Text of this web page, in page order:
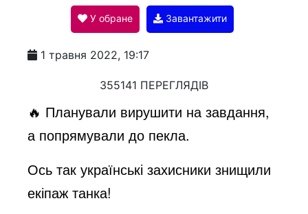
a
y
V
i
У обране Завантажити
1 травня 2022, 19:17
355141 ПЕРЕГЛЯДІВ
🔥 Планували вирушити на завдання,
а попрямували до пекла.
Ось так українські захисники знищили
екіпаж танка!